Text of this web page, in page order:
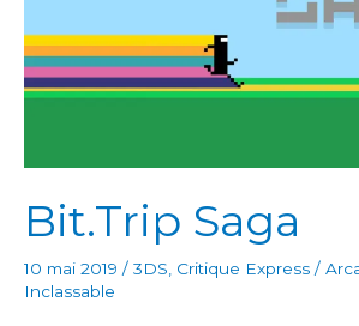
Bit.Trip Saga
10 mai 2019 / 3DS, Critique Express /
Inclassable